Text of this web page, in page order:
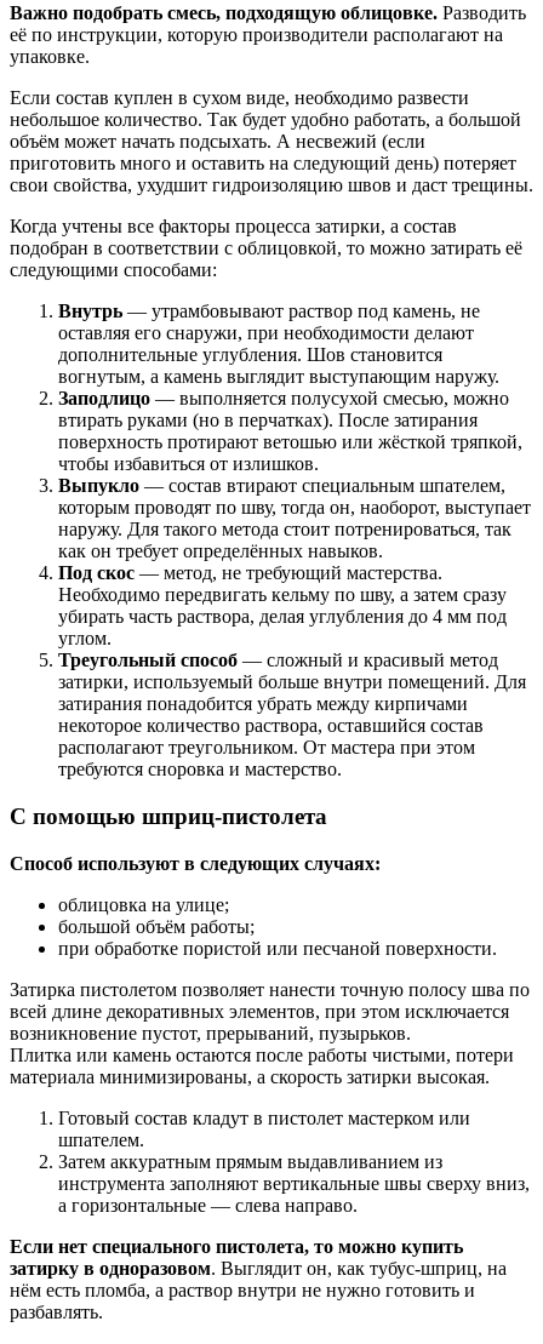
Важно подобрать смесь, подходящую облицовке. Разводить
её по инструкции, которую производители располагают на
упаковке.
Если состав куплен в сухом виде, необходимо развести
небольшое количество. Так будет удобно работать, а большой
объём может начать подсыхать. А несвежий (если
приготовить много и оставить на следующий день) потеряет
свои свойства, ухудшит гидроизоляцию швов и даст трещины.
Когда учтены все факторы процесса затирки, а состав
подобран в соответствии с облицовкой, то можно затирать её
следующими способами:
Внутрь — утрамбовывают раствор под камень, не
оставляя его снаружи, при необходимости делают
дополнительные углубления. Шов становится
вогнутым, а камень выглядит выступающим наружу.
Заподлицо — выполняется полусухой смесью, можно
втирать руками (но в перчатках). После затирания
поверхность протирают ветошью или жёсткой тряпкой,
чтобы избавиться от излишков.
Выпукло — состав втирают специальным шпателем,
которым проводят по шву, тогда он, наоборот, выступает
наружу. Для такого метода стоит потренироваться, так
как он требует определённых навыков.
Под скос — метод, не требующий мастерства.
Необходимо передвигать кельму по шву, а затем сразу
убирать часть раствора, делая углубления до 4 мм под
углом.
Треугольный способ — сложный и красивый метод
затирки, используемый больше внутри помещений. Для
затирания понадобится убрать между кирпичами
некоторое количество раствора, оставшийся состав
располагают треугольником. От мастера при этом
требуются сноровка и мастерство.
С помощью шприц-пистолета
Способ используют в следующих случаях:
облицовка на улице;
большой объём работы;
при обработке пористой или песчаной поверхности.
Затирка пистолетом позволяет нанести точную полосу шва по
всей длине декоративных элементов, при этом исключается
возникновение пустот, прерываний, пузырьков.
Плитка или камень остаются после работы чистыми, потери
материала минимизированы, а скорость затирки высокая.
Готовый состав кладут в пистолет мастерком или
шпателем.
Затем аккуратным прямым выдавливанием из
инструмента заполняют вертикальные швы сверху вниз,
а горизонтальные — слева направо.
Если нет специального пистолета, то можно купить
затирку в одноразовом. Выглядит он, как тубус-шприц, на
нём есть пломба, а раствор внутри не нужно готовить и
разбавлять.